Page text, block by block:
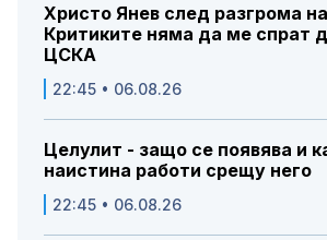
Христо Янев след разгрома
Критиките няма да ме спрат
ЦСКА
22:45 • 06.08.26
Целулит - защо се появява и
наистина работи срещу него
22:45 • 06.08.26